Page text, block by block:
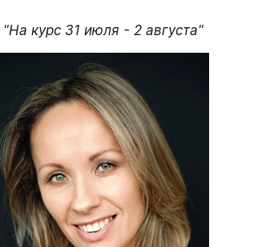
"На курс 31 июля - 2 августа"